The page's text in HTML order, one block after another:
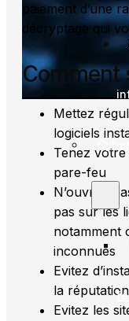
paiement d’une
décryptage qui
Comment
Mettez
logiciels
Tenez
pare-feu
N’ouvrez
pas sur les
notamment
inconnues
Evitez
la
Evitez les